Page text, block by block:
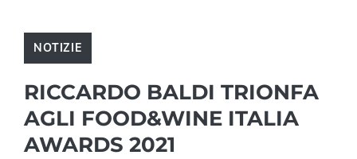
NOTIZIE
RICCARDO BALDI TRIONFA
AGLI FOOD&WINE ITALIA
AWARDS 2021